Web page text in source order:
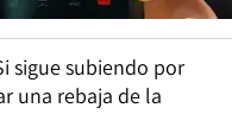
sigue subiendo por
una rebaja de la